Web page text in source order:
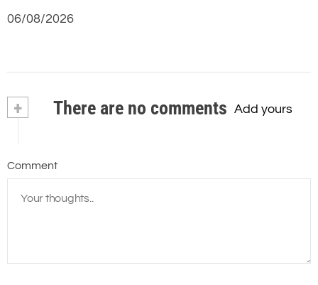
06/08/2026
+ There are no comments Add yours
Comment